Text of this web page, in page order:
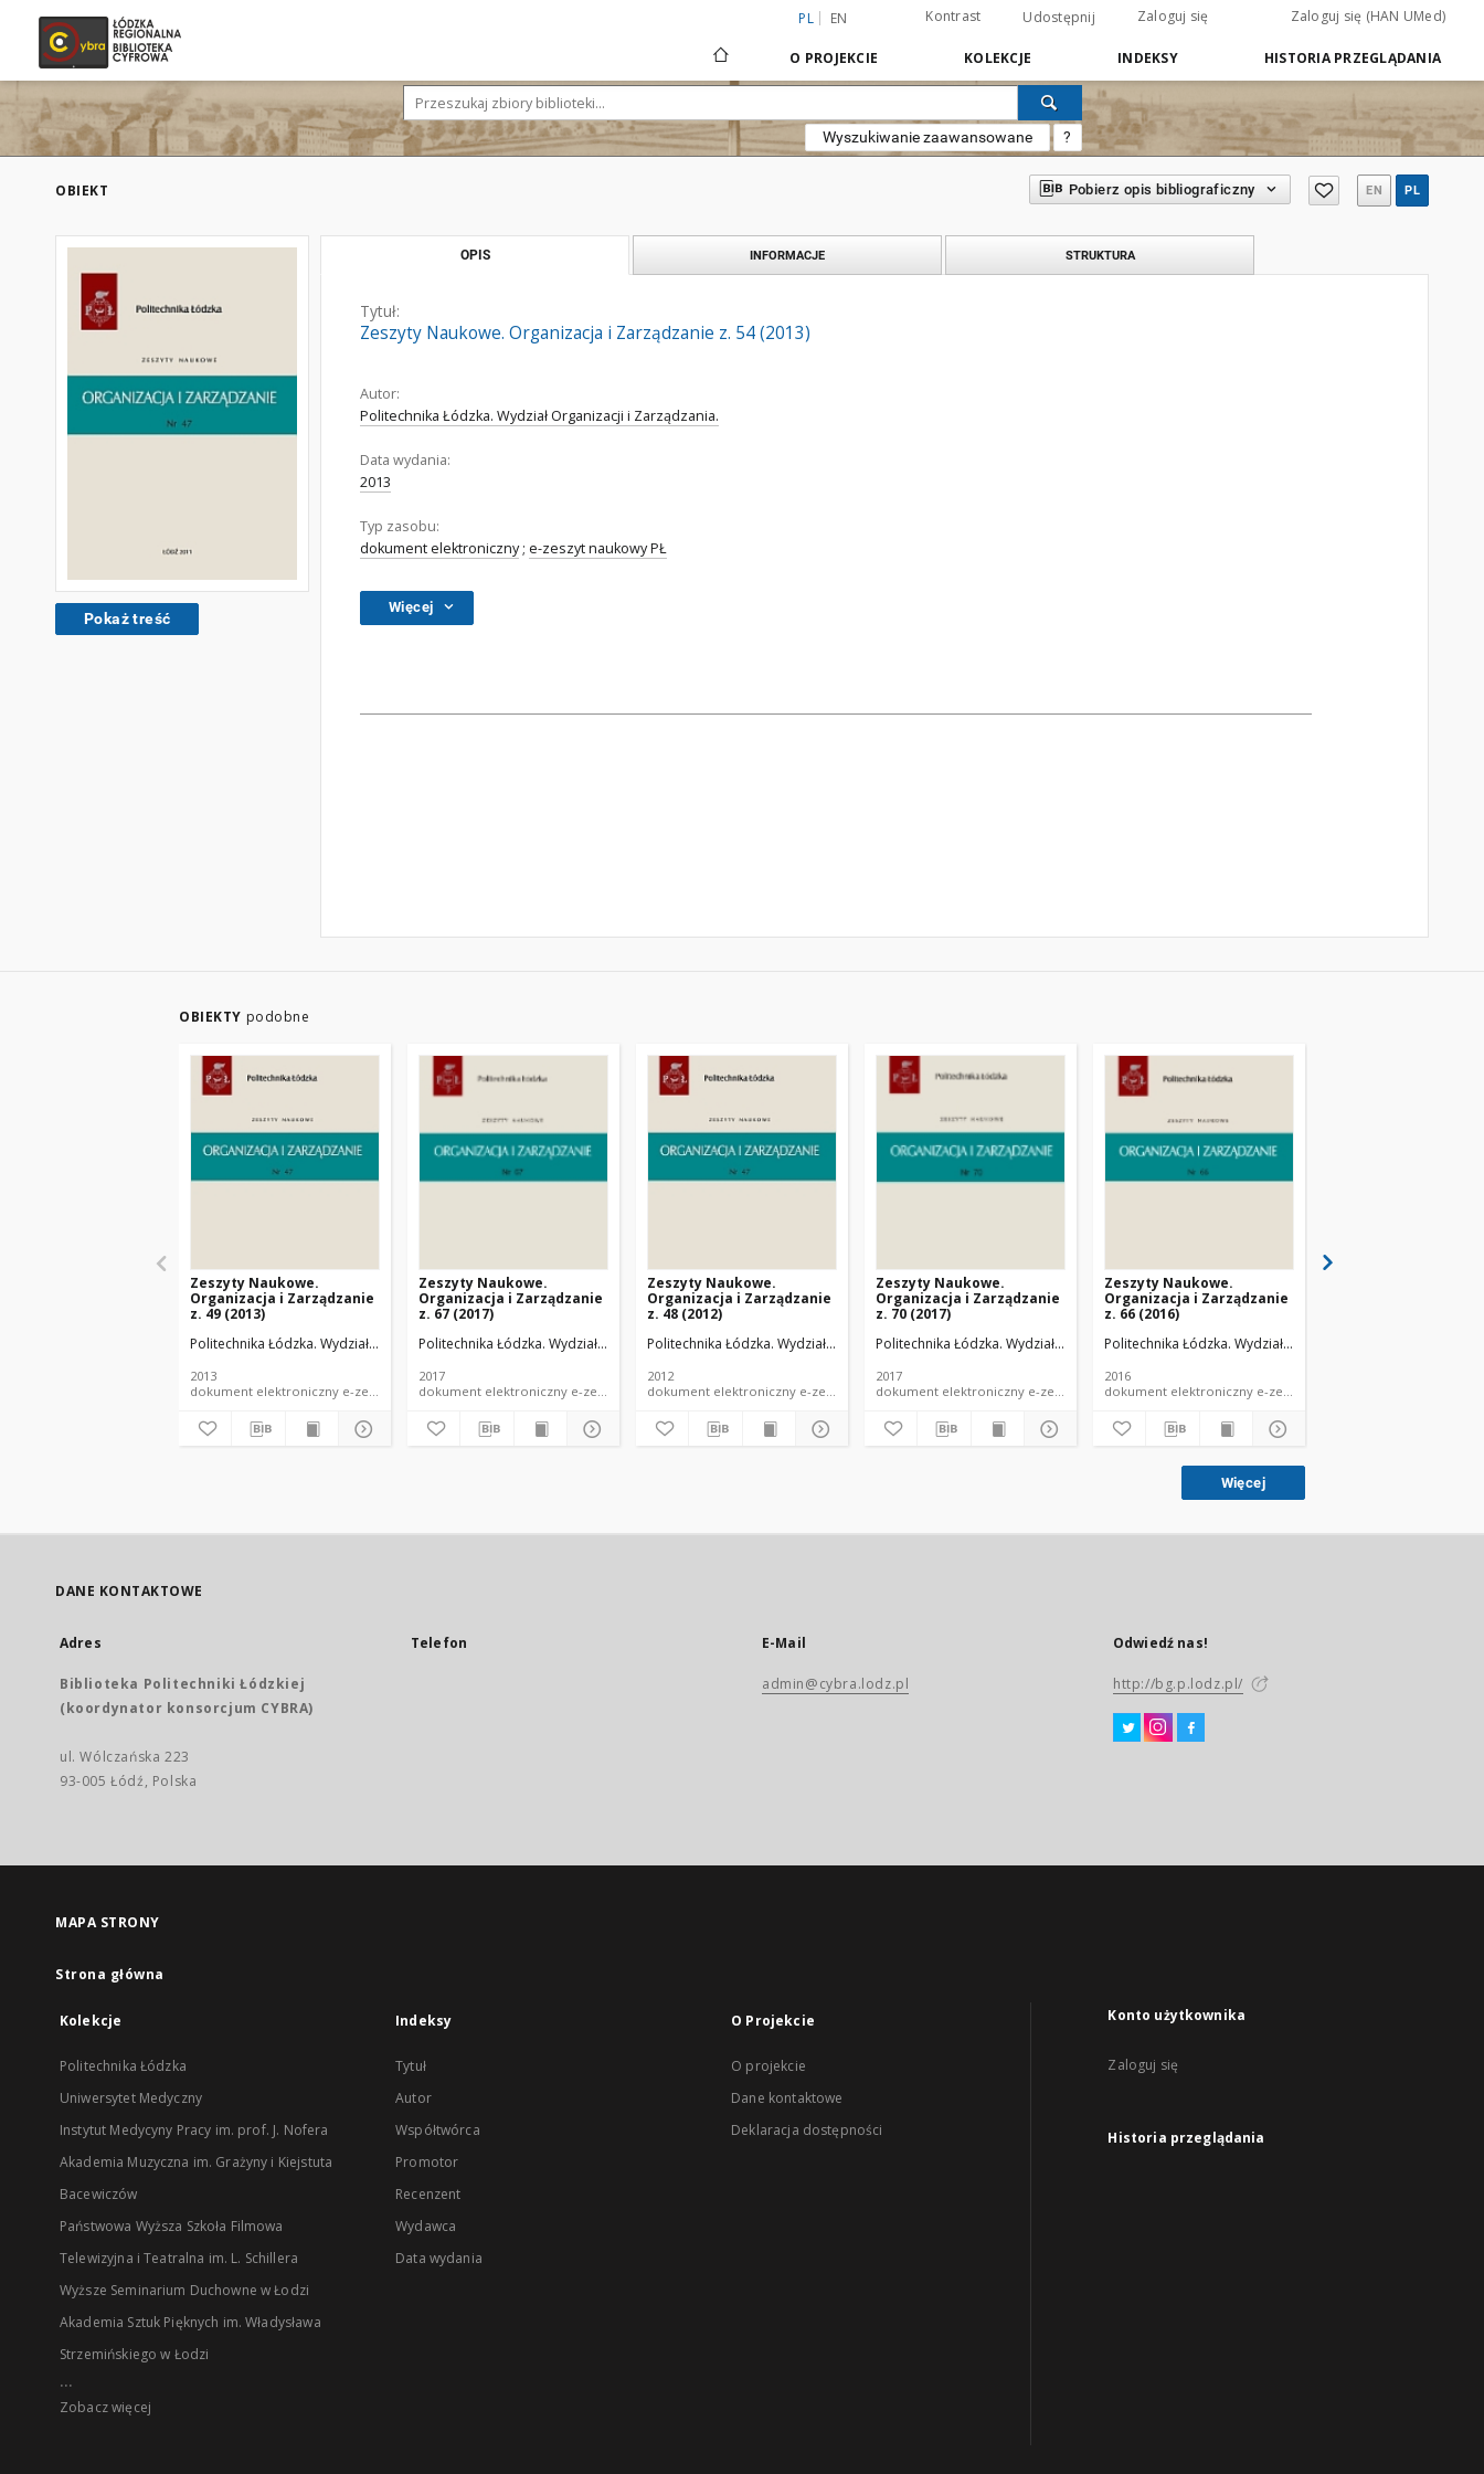
PL EN Kontrast Udostępnij Zaloguj się Zaloguj się (HAN UMed)
O PROJEKCIE KOLEKCJE INDEKSY HISTORIA PRZEGLĄDANIA
Wyszukiwanie zaawansowane ?
OBIEKT Pobierz opis bibliograficzny EN PL
Pokaż treść
OPIS INFORMACJE STRUKTURA
Tytuł:
Zeszyty Naukowe. Organizacja i Zarządzanie z. 54 (2013)
Autor:
Politechnika Łódzka. Wydział Organizacji i Zarządzania.
Data wydania:
2013
Typ zasobu:
dokument elektroniczny; e-zeszyt naukowy PŁ
Więcej
OBIEKTY podobne
Zeszyty Naukowe.
Organizacja i Zarządzanie
z. 49 (2013)
Politechnika Łódzka. Wydział Organizacji i Zarządzania.
2013
dokument elektroniczny e-zeszyt naukowy PŁ
Zeszyty Naukowe.
Organizacja i Zarządzanie
z. 67 (2017)
Politechnika Łódzka. Wydział Organizacji i Zarządzania.
2017
dokument elektroniczny e-zeszyt naukowy PŁ
Zeszyty Naukowe.
Organizacja i Zarządzanie
z. 48 (2012)
Politechnika Łódzka. Wydział Organizacji i Zarządzania.
2012
dokument elektroniczny e-zeszyt naukowy PŁ
Zeszyty Naukowe.
Organizacja i Zarządzanie
z. 70 (2017)
Politechnika Łódzka. Wydział Organizacji i Zarządzania.
2017
dokument elektroniczny e-zeszyt naukowy PŁ
Zeszyty Naukowe.
Organizacja i Zarządzanie
z. 66 (2016)
Politechnika Łódzka. Wydział Organizacji i Zarządzania.
2016
dokument elektroniczny e-zeszyt naukowy PŁ
Więcej
DANE KONTAKTOWE
Adres
Biblioteka Politechniki Łódzkiej
(koordynator konsorcjum CYBRA)
ul. Wólczańska 223
93-005 Łódź, Polska
Telefon E-Mail
admin@cybra.lodz.pl
Odwiedź nas!
http://bg.p.lodz.pl/
MAPA STRONY
Strona główna
Kolekcje
Politechnika Łódzka
Uniwersytet Medyczny
Instytut Medycyny Pracy im. prof. J. Nofera
Akademia Muzyczna im. Grażyny i Kiejstuta
Bacewiczów
Państwowa Wyższa Szkoła Filmowa
Telewizyjna i Teatralna im. L. Schillera
Wyższe Seminarium Duchowne w Łodzi
Akademia Sztuk Pięknych im. Władysława
Strzemińskiego w Łodzi
...
Zobacz więcej
Indeksy
Tytuł
Autor
Współtwórca
Promotor
Recenzent
Wydawca
Data wydania
O Projekcie
O projekcie
Dane kontaktowe
Deklaracja dostępności
Konto użytkownika
Zaloguj się
Historia przeglądania